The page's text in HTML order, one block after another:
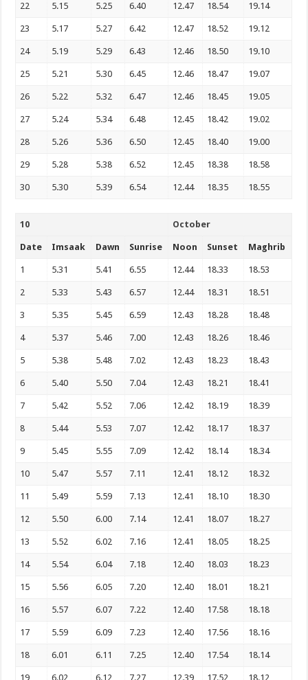
22 5.15 5.25 6.40 12.47 18.54 19.14
23 5.17 5.27 6.42 12.47 18.52 19.12
24 5.19 5.29 6.43 12.46 18.50 19.10
25 5.21 5.30 6.45 12.46 18.47 19.07
26 5.22 5.32 6.47 12.46 18.45 19.05
27 5.24 5.34 6.48 12.45 18.42 19.02
28 5.26 5.36 6.50 12.45 18.40 19.00
29 5.28 5.38 6.52 12.45 18.38 18.58
30 5.30 5.39 6.54 12.44 18.35 18.55
10 October
Date Imsaak Dawn Sunrise Noon Sunset Maghrib
1 5.31 5.41 6.55 12.44 18.33 18.53
2 5.33 5.43 6.57 12.44 18.31 18.51
3 5.35 5.45 6.59 12.43 18.28 18.48
4 5.37 5.46 7.00 12.43 18.26 18.46
5 5.38 5.48 7.02 12.43 18.23 18.43
6 5.40 5.50 7.04 12.43 18.21 18.41
7 5.42 5.52 7.06 12.42 18.19 18.39
8 5.44 5.53 7.07 12.42 18.17 18.37
9 5.45 5.55 7.09 12.42 18.14 18.34
10 5.47 5.57 7.11 12.41 18.12 18.32
11 5.49 5.59 7.13 12.41 18.10 18.30
12 5.50 6.00 7.14 12.41 18.07 18.27
13 5.52 6.02 7.16 12.41 18.05 18.25
14 5.54 6.04 7.18 12.40 18.03 18.23
15 5.56 6.05 7.20 12.40 18.01 18.21
16 5.57 6.07 7.22 12.40 17.58 18.18
17 5.59 6.09 7.23 12.40 17.56 18.16
18 6.01 6.11 7.25 12.40 17.54 18.14
19 6.02 6.12 7.27 12.39 17.52 18.12